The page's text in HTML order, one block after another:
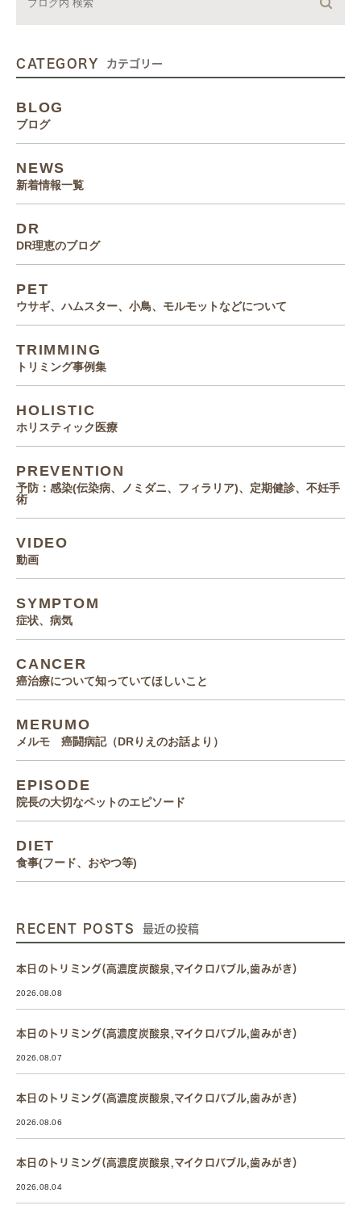
CATEGORY カテゴリー
BLOG
ブログ
NEWS
新着情報一覧
DR
DR理恵のブログ
PET
ウサギ、ハムスター、小鳥、モルモットなどについて
TRIMMING
トリミング事例集
HOLISTIC
ホリスティック医療
PREVENTION
予防：感染(伝染病、ノミダニ、フィラリア)、定期健診、不妊手
術
VIDEO
動画
SYMPTOM
症状、病気
CANCER
癌治療について知っていてほしいこと
MERUMO
メルモ 癌闘病記（DRりえのお話より）
EPISODE
院長の大切なペットのエピソード
DIET
食事(フード、おやつ等)
RECENT POSTS 最近の投稿
本日のトリミング(高濃度炭酸泉,マイクロバブル,歯みがき）
2026.08.08
本日のトリミング(高濃度炭酸泉,マイクロバブル,歯みがき）
2026.08.07
本日のトリミング(高濃度炭酸泉,マイクロバブル,歯みがき）
2026.08.06
本日のトリミング(高濃度炭酸泉,マイクロバブル,歯みがき）
2026.08.04